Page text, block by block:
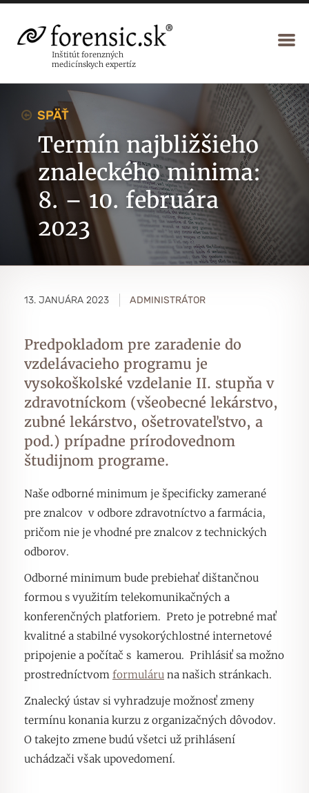
Inštitút forenzných
medicínskych expertíz
SPÄŤ
Termín najbližšieho
znaleckého minima:
8. – 10. februára
2023
13. JANUÁRA 2023 ADMINISTRÁTOR
Predpokladom pre zaradenie do
vzdelávacieho programu je
vysokoškolské vzdelanie II. stupňa v
zdravotníckom (všeobecné lekárstvo,
zubné lekárstvo, ošetrovateľstvo, a
pod.) prípadne prírodovednom
študijnom programe.
Naše odborné minimum je špecificky zamerané
pre znalcov v odbore zdravotníctvo a farmácia,
pričom nie je vhodné pre znalcov z technických
odborov.
Odborné minimum bude prebiehať dištančnou
formou s využitím telekomunikačných a
konferenčných platforiem. Preto je potrebné mať
kvalitné a stabilné vysokorýchlostné internetové
pripojenie a počítač s kamerou. Prihlásiť sa možno
prostredníctvom formuláru na našich stránkach.
Znalecký ústav si vyhradzuje možnosť zmeny
termínu konania kurzu z organizačných dôvodov.
O takejto zmene budú všetci už prihlásení
uchádzači však upovedomení.